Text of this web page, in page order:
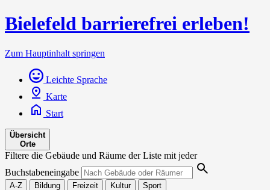
Bielefeld barrierefrei erleben!
Zum Hauptinhalt springen
Leichte Sprache
Karte
Start
Übersicht
Orte
Filtere die Gebäude und Räume der Liste mit jeder
Buchstabeneingabe
A-Z Bildung Freizeit Kultur Sport